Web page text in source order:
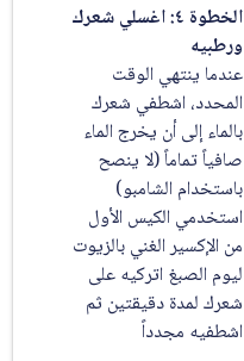
الخطوة ٤: اغسلي شعرك
ورطبيه
عندما ينتهي الوقت
المحدد، اشطفي شعرك
بالماء إلى أن يخرج الماء
صافياً تماماً (لا ينصح
باستخدام الشامبو)
استخدمي الكيس الأول
من الإكسير الغني بالزيوت
ليوم الصبغ اتركيه على
شعرك لمدة دقيقتين ثم
اشطفيه مجدداً